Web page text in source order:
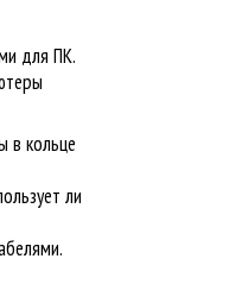
для ПК.
в кольце
ли